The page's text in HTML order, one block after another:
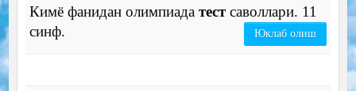
Кимё фанидан олимпиада тестсаволлари. 11
синф.
Юклаб олиш